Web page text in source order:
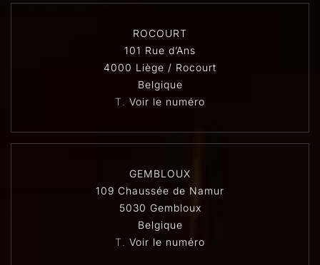
ROCOURT
101 Rue d’Ans
4000 Liège / Rocourt
Belgique
T. Voir le numéro
GEMBLOUX
109 Chaussée de Namur
5030 Gembloux
Belgique
T. Voir le numéro